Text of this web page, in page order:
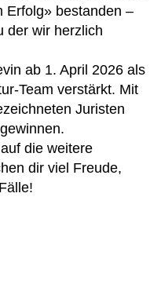
Erfolg» bestanden –
der wir herzlich
ab 1. April 2026 als
Team verstärkt. Mit
Juristen
die weitere
dir viel Freude,